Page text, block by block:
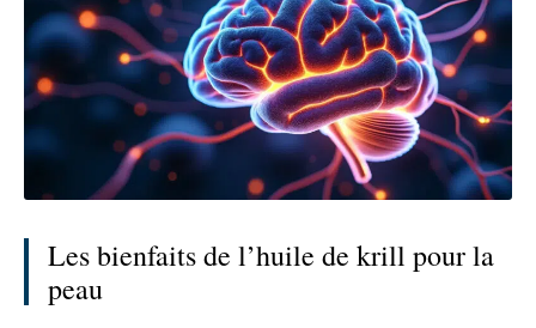
Les bienfaits de l’huile de krill pour la
peau